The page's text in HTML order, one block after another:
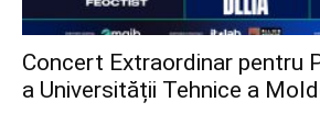
Concert Extraordinar pentru
a Universității Tehnice a